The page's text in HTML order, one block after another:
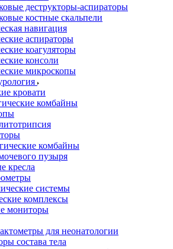
деструкторы-аспираторы
костные скальпели
навигация
аспираторы
коагуляторы
консоли
микроскопы
кровати
комбайны
комбайны
пузыря
кресла
системы
комплексы
мониторы
для неонатологии
состава тела